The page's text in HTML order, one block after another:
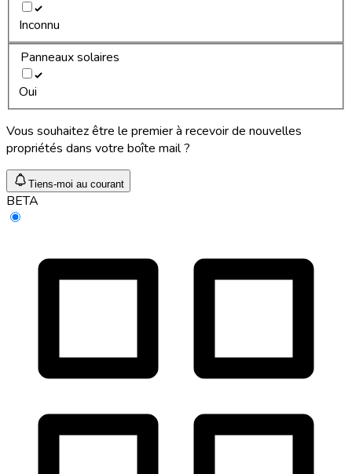
Inconnu
Panneaux solaires
Oui
Vous souhaitez être le premier à recevoir de nouvelles
propriétés dans votre boîte mail ?
Tiens-moi au courant
BETA